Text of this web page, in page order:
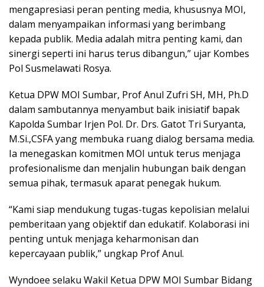
mengapresiasi peran penting media, khususnya MOI,
dalam menyampaikan informasi yang berimbang
kepada publik. Media adalah mitra penting kami, dan
sinergi seperti ini harus terus dibangun,” ujar Kombes
Pol Susmelawati Rosya.
Ketua DPW MOI Sumbar, Prof Anul Zufri SH, MH, Ph.D
dalam sambutannya menyambut baik inisiatif bapak
Kapolda Sumbar Irjen Pol. Dr. Drs. Gatot Tri Suryanta,
M.Si.,CSFA yang membuka ruang dialog bersama media.
Ia menegaskan komitmen MOI untuk terus menjaga
profesionalisme dan menjalin hubungan baik dengan
semua pihak, termasuk aparat penegak hukum.
“Kami siap mendukung tugas-tugas kepolisian melalui
pemberitaan yang objektif dan edukatif. Kolaborasi ini
penting untuk menjaga keharmonisan dan
kepercayaan publik,” ungkap Prof Anul.
Wyndoee selaku Wakil Ketua DPW MOI Sumbar Bidang